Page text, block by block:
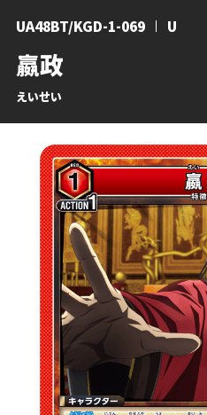
嬴政
えいせい
UA48BT/KGD-1-069 U